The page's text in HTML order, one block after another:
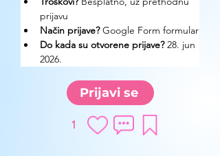
prijavu
Način prijave? Google Form formular
Do kada su otvorene prijave? 28. jun
2026.
Prijavi se
1